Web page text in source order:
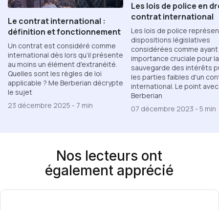
Le contrat international :
définition et fonctionnement
Un contrat est considéré comme
international dès lors qu’il présente
au moins un élément d'extranéité.
Quelles sont les règles de loi
applicable ? Me Berberian décrypte
le sujet
23 décembre 2025 - 7 min
Les lois de police en
contrat international
Les lois de police
dispositions législatives
considérées comme
importance cruciale pour la
sauvegarde des intérêts
les parties faibles d'un
international. Le point
Berberian
07 décembre 2023 - 5 min
Nos lecteurs ont
également apprécié